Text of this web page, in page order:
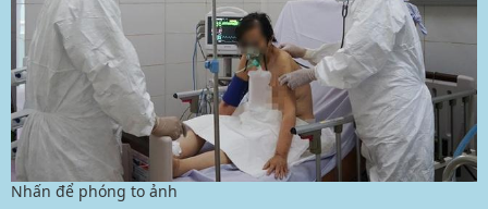
Nhấn để phóng to ảnh